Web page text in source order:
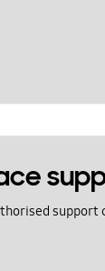
support